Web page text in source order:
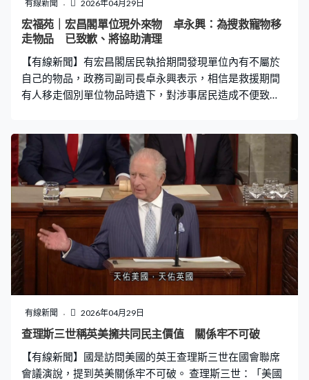
有線新聞 2026年04月29日
宏福苑｜宏昌閣單位現外來物 卓永興：為搜救寵物移
走物品 已致歉、將協助清理
【有線新聞】有宏昌閣居民執拾期間發現單位內有不屬於
自己的物品，政務司副司長卓永興表示，相信是救援期間
有人移走個別單位物品時遺下，對涉事居民造成不便致
出來擺放在公眾地方。對於有雜物在昨天（周二）那位住
戶中找到，我們覺得這個情況不好，已經向有關居民致
歉。該戶主已經與警方接觸，相關部門已經聯絡他，這幾
天會協助他清理單位，亦都協助他找找有沒有財物在裡面
可以尋回。」
有線新聞 2026年04月29日
查理斯三世稱英美擁共同民主價值 關係牢不可破
【有線新聞】國是訪問美國的英王查理斯三世在國會聯席
會議演說，提到英美關係牢不可破。 查理斯三世：「美國